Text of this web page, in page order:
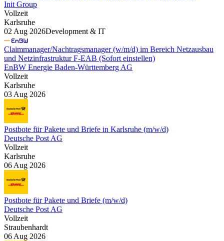
Init Group
Vollzeit
Karlsruhe
02 Aug 2026Development & IT
Claimmanager/Nachtragsmanager (w/m/d) im Bereich Netzausbau
und Netzinfrastruktur F-EAB (Sofort einstellen)
EnBW Energie Baden-Württemberg AG
Vollzeit
Karlsruhe
03 Aug 2026
Postbote für Pakete und Briefe in Karlsruhe (m/w/d)
Deutsche Post AG
Vollzeit
Karlsruhe
06 Aug 2026
Postbote für Pakete und Briefe (m/w/d)
Deutsche Post AG
Vollzeit
Straubenhardt
06 Aug 2026